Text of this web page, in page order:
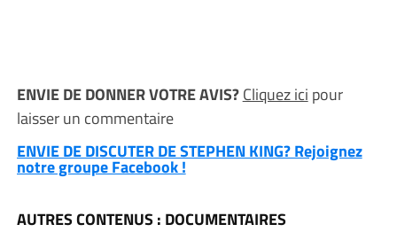
ENVIE DE DONNER VOTRE AVIS?Cliquez ici pour
laisser un commentaire
ENVIE DE DISCUTER DE STEPHEN KING? Rejoignez
notre groupe Facebook !
AUTRES CONTENUS : DOCUMENTAIRES